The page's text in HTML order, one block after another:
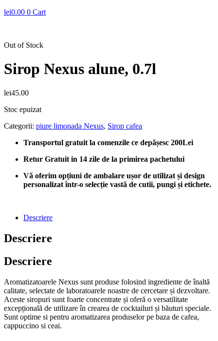
lei0.00 0 Cart
Out of Stock
Sirop Nexus alune, 0.7l
lei45.00
Stoc epuizat
Categorii: piure limonada Nexus, Sirop cafea
Transportul gratuit la comenzile ce depășesc 200Lei
Retur Gratuit in 14 zile de la primirea pachetului
Vă oferim opțiuni de ambalare ușor de utilizat și design
personalizat într-o selecție vastă de cutii, pungi și etichete.
Descriere
Descriere
Descriere
Aromatizatoarele Nexus sunt produse folosind ingrediente de înaltă
calitate, selectate de laboratoarele noastre de cercetare și dezvoltare.
Aceste siropuri sunt foarte concentrate și oferă o versatilitate
excepțională de utilizare în crearea de cocktailuri și băuturi speciale.
Sunt optime si pentru aromatizarea produselor pe baza de cafea,
cappuccino si ceai.